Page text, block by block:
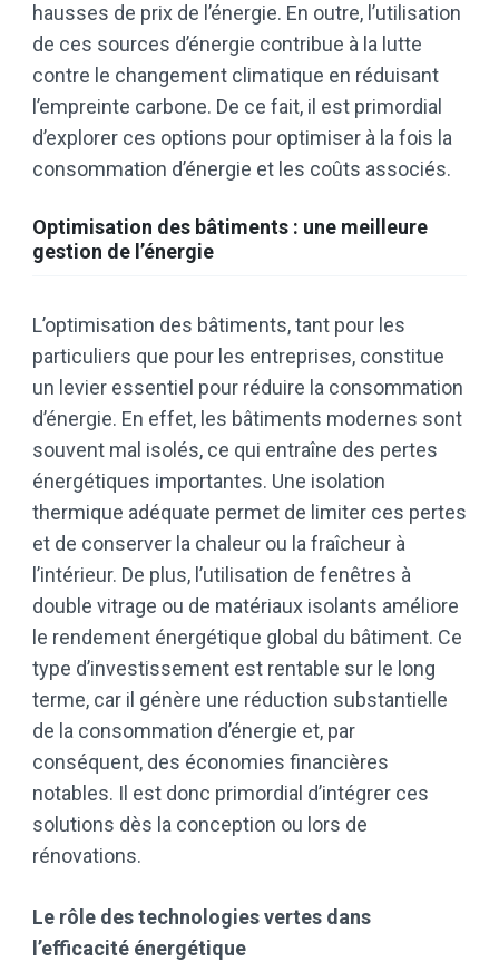
hausses de prix de l’énergie. En outre, l’utilisation
de ces sources d’énergie contribue à la lutte
contre le changement climatique en réduisant
l’empreinte carbone. De ce fait, il est primordial
d’explorer ces options pour optimiser à la fois la
consommation d’énergie et les coûts associés.
Optimisation des bâtiments : une meilleure
gestion de l’énergie
L’optimisation des bâtiments, tant pour les
particuliers que pour les entreprises, constitue
un levier essentiel pour réduire la consommation
d’énergie. En effet, les bâtiments modernes sont
souvent mal isolés, ce qui entraîne des pertes
énergétiques importantes. Une isolation
thermique adéquate permet de limiter ces pertes
et de conserver la chaleur ou la fraîcheur à
l’intérieur. De plus, l’utilisation de fenêtres à
double vitrage ou de matériaux isolants améliore
le rendement énergétique global du bâtiment. Ce
type d’investissement est rentable sur le long
terme, car il génère une réduction substantielle
de la consommation d’énergie et, par
conséquent, des économies financières
notables. Il est donc primordial d’intégrer ces
solutions dès la conception ou lors de
rénovations.
Le rôle des technologies vertes dans
l’efficacité énergétique